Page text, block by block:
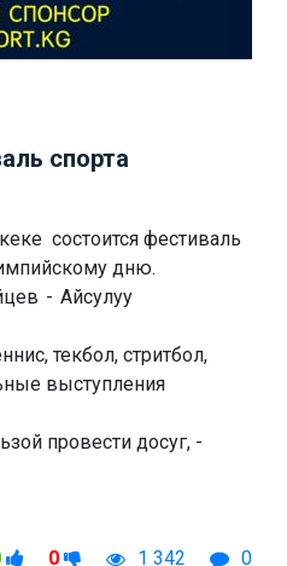
спорта
состоится фестиваль
дню.
- Айсулуу
текбол, стритбол,
выступления
провести досуг, -
0 1 342 0